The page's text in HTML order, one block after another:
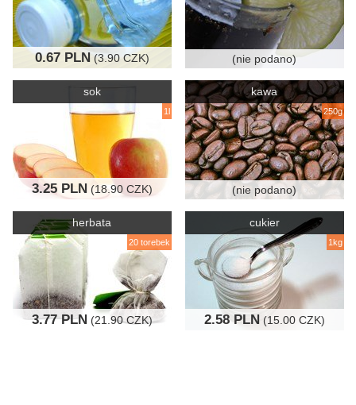
0.67 PLN (3.90 CZK) (nie podano)
sok
1l
3.25 PLN (18.90 CZK)
kawa
250g
(nie podano)
herbata
20 torebek
3.77 PLN (21.90 CZK)
cukier
1kg
2.58 PLN (15.00 CZK)